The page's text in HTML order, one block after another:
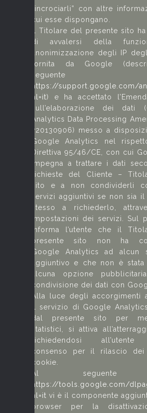
“incrociarli” con altre
cui esse dispongano.
Il Titolare del presente sito
di avvalersi della
anonimizzazione degli IP
fornita da Google
seguente
https://support.google.com/
hl=it) e ha accettato
sull’elaborazione dei dati
Analytics Data Processing
v20130906) messo a
Google Analytics nel
Direttiva 95/46/CE, con cui
impegna a trattare i dati
richieste del Cliente –
sito e a non condividerli
servizi aggiuntivi se non sia il
stesso a richiederlo,
impostazioni dei servizi. Sul
informa l’utente che il
presente sito non ha
Google Analytics ad alcun
aggiuntivo e che non è stata
alcuna opzione
condivisione dei dati con
Alla luce degli accorgimenti
il servizio di Google
dal presente sito per
statistici, si attiva
richiedendosi
consenso per il rilascio dei
cookie.
Al seguente
https://tools.google.com/
hl=it vi è il componente
browser per la